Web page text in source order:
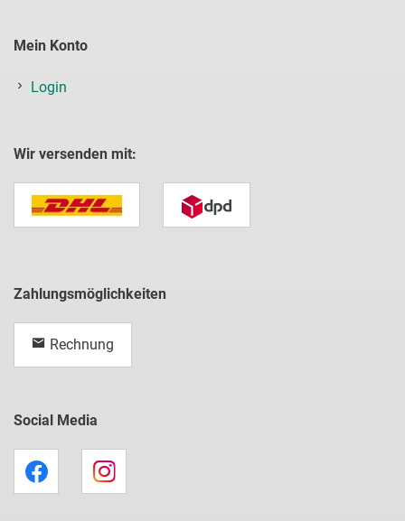
Mein Konto
Login
Wir versenden mit:
Zahlungsmöglichkeiten
Rechnung
Social Media